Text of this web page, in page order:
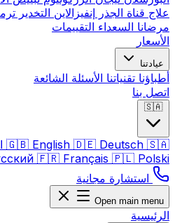
علاج قناة الجذر إنفيزالاين التخدير
مرضانا السعداء التقييمات
الأسعار
عيادتنا
أطباؤنا تقنياتنا الأسئلة الشائعة
اتصل بنا
🇸🇦
🇬🇧 English 🇩🇪 Deutsch 🇸🇦
🇫🇷 Français 🇵🇱 Polski
استشارة مجانية
Open main menu
الرئيسية